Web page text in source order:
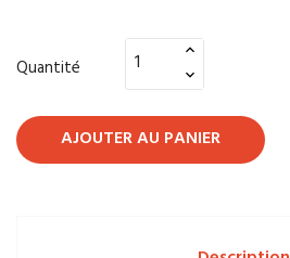
Quantité
AJOUTER AU PANIER